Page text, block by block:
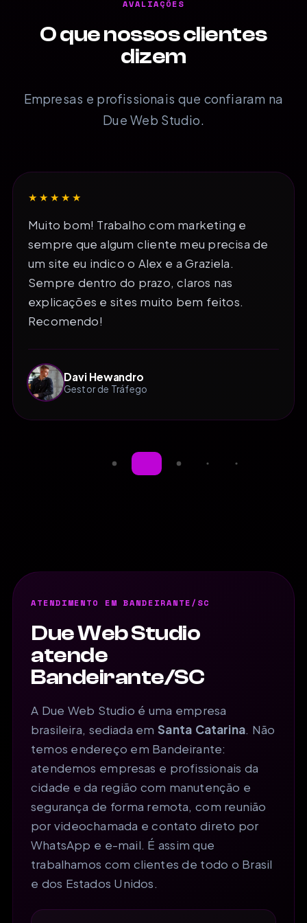
AVALIAÇÕES
O que nossos clientes
dizem
Empresas e profissionais que confiaram na
Due Web Studio.
★★★★★
Muito bom! Trabalho com marketing e
sempre que algum cliente meu precisa de
um site eu indico o Alex e a Graziela.
Sempre dentro do prazo, claros nas
explicações e sites muito bem feitos.
Recomendo!
Davi Hewandro
Gestor de Tráfego
ATENDIMENTO EM BANDEIRANTE/SC
Due Web Studio
atende
Bandeirante/SC
A Due Web Studio é uma empresa
brasileira, sediada emSanta Catarina. Não
temos endereço em Bandeirante:
atendemos empresas e profissionais da
cidade e da região com manutenção e
segurança de forma remota, com reunião
por videochamada e contato direto por
WhatsApp e e-mail. É assim que
trabalhamos com clientes de todo o Brasil
e dos Estados Unidos.